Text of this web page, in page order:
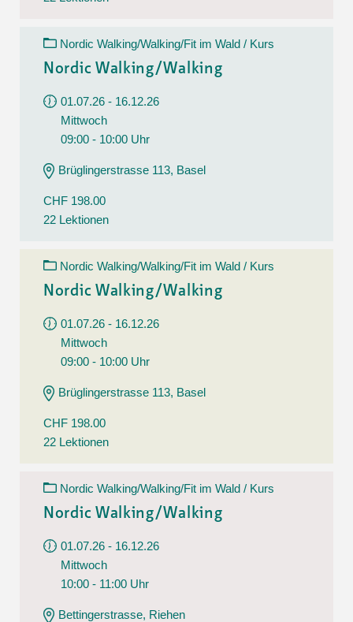
Nordic Walking/Walking/Fit im Wald / Kurs
Nordic Walking/Walking
01.07.26 - 16.12.26
Mittwoch
09:00 - 10:00 Uhr
Brüglingerstrasse 113, Basel
CHF 198.00
22 Lektionen
Nordic Walking/Walking/Fit im Wald / Kurs
Nordic Walking/Walking
01.07.26 - 16.12.26
Mittwoch
09:00 - 10:00 Uhr
Brüglingerstrasse 113, Basel
CHF 198.00
22 Lektionen
Nordic Walking/Walking/Fit im Wald / Kurs
Nordic Walking/Walking
01.07.26 - 16.12.26
Mittwoch
10:00 - 11:00 Uhr
Bettingerstrasse, Riehen